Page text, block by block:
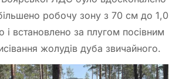
робочу зону з 70 см до 1,0
і встановлено за плугом посівним
жолудів дуба звичайного.